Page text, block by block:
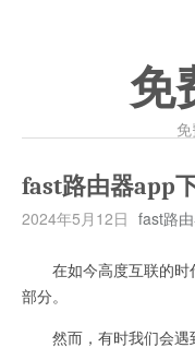
免
fast路由器app
2024年5月12日 fast路
在如今高度互联的时
部分。
然而，有时我们会遇